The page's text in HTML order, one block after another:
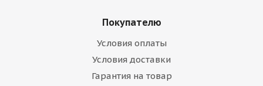
Покупателю
Условия оплаты
Условия доставки
Гарантия на товар